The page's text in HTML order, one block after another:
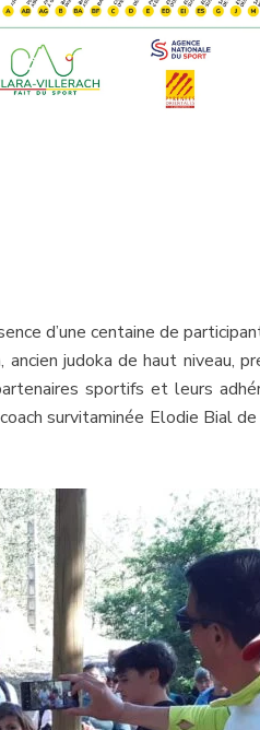
d’une centaine de
judoka de haut niveau,
sportifs et leurs
survitaminée Elodie Bial